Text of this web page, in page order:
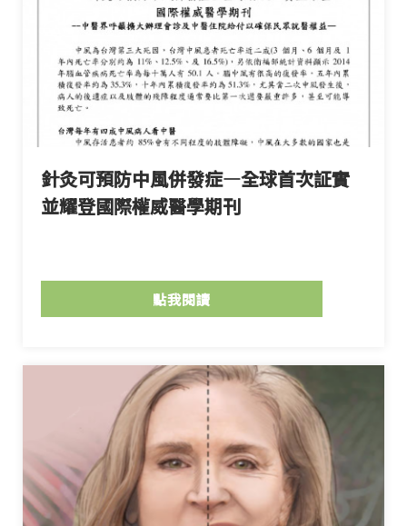
針灸可預防中風併發症—全球首次証實
並耀登國際權威醫學期刊
點我閱讀